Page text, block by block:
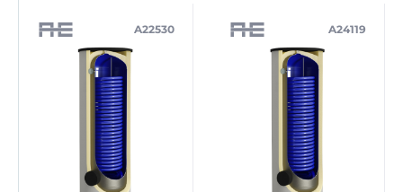
A22530 A24119